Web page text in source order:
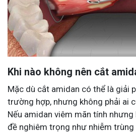
Khi nào không nên cắt
Mặc dù cắt amidan có thể là giải
trường hợp, nhưng không phải ai
Nếu amidan viêm mãn tính
đề nghiêm trọng như nhiễm